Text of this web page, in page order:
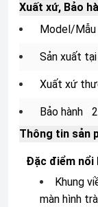
Xuất xứ, Bảo
Model/Mẫu
Sản xuất tại
Xuất xứ
Bảo hành
Thông tin sản
Đặc điểm nổi
Khung
màn hình